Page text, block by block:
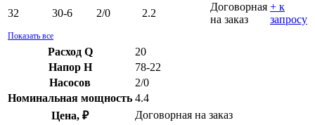
32
30-6 2/0 2.2
Договорная
на заказ
+ к
запросу
Показать все
Расход Q
20
Напор H
78-22
Насосов
2/0
Номинальная мощность 4.4
Цена, ₽
Договорная на заказ